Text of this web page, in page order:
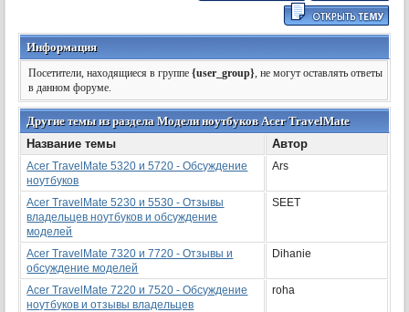
Информация
Посетители, находящиеся в группе{user_group}, не могут оставлять ответы
в данном форуме.
Другие темы из раздела Модели ноутбуков Acer TravelMate
Название темы
Автор
Acer TravelMate 5320 и 5720 - Обсуждение
ноутбуков
Ars
Acer TravelMate 5230 и 5530 - Отзывы
владельцев ноутбуков и обсуждение
моделей
SEET
Acer TravelMate 7320 и 7720 - Отзывы и
обсуждение моделей
Dihanie
Acer TravelMate 7220 и 7520 - Обсуждение
ноутбуков и отзывы владельцев
roha